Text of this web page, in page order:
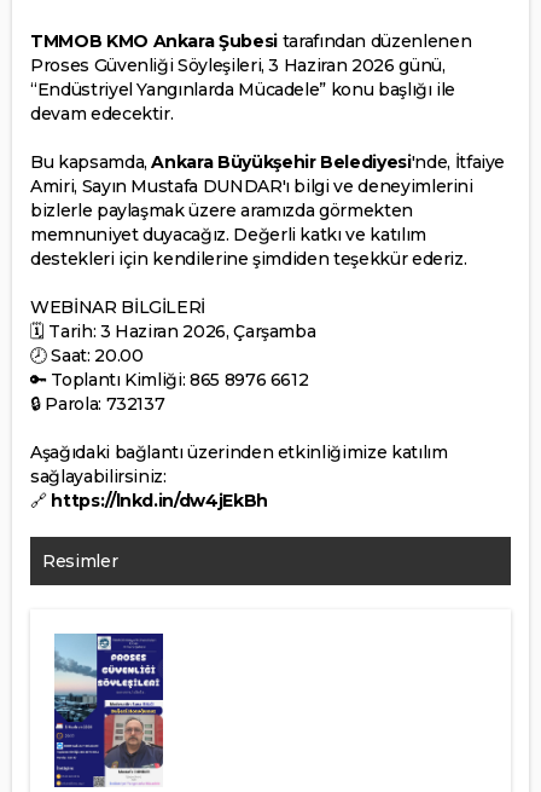
TMMOB KMO Ankara Şubesi tarafından düzenlenen
Proses Güvenliği Söyleşileri, 3 Haziran 2026 günü,
“Endüstriyel Yangınlarda Mücadele” konu başlığı ile
devam edecektir.
Bu kapsamda, Ankara Büyükşehir Belediyesi'nde, İtfaiye
Amiri, Sayın Mustafa DUNDAR'ı bilgi ve deneyimlerini
bizlerle paylaşmak üzere aramızda görmekten
memnuniyet duyacağız. Değerli katkı ve katılım
destekleri için kendilerine şimdiden teşekkür ederiz.
WEBİNAR BİLGİLERİ
🗓 Tarih: 3 Haziran 2026, Çarşamba
🕗 Saat: 20.00
🔑 Toplantı Kimliği: 865 8976 6612
🔒 Parola: 732137
Aşağıdaki bağlantı üzerinden etkinliğimize katılım
sağlayabilirsiniz:
🔗 https://lnkd.in/dw4jEkBh
Resimler